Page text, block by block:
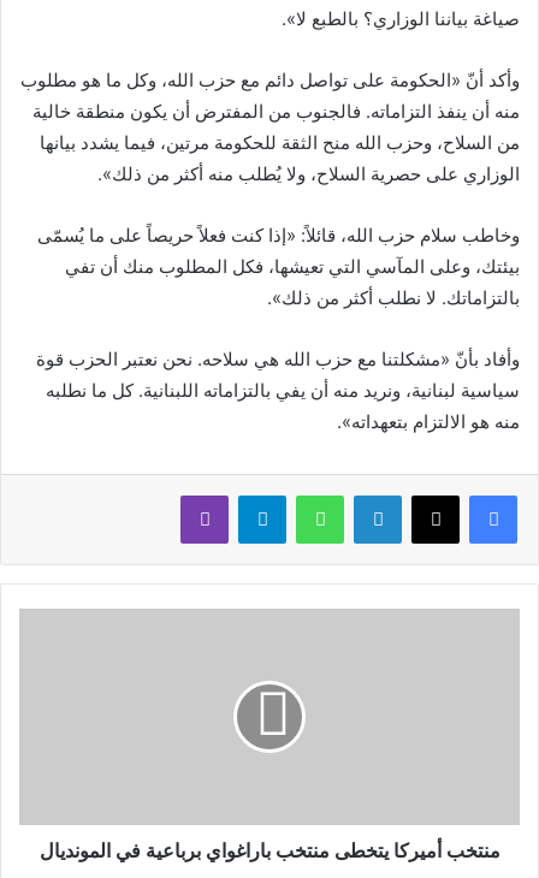
صياغة بياننا الوزاري؟ بالطبع لا».
وأكد أنّ «الحكومة على تواصل دائم مع حزب الله، وكل ما هو مطلوب
منه أن ينفذ التزاماته. فالجنوب من المفترض أن يكون منطقة خالية
من السلاح، وحزب الله منح الثقة للحكومة مرتين، فيما يشدد بيانها
الوزاري على حصرية السلاح، ولا يُطلب منه أكثر من ذلك».
وخاطب سلام حزب الله، قائلاً: «إذا كنت فعلاً حريصاً على ما يُسمّى
بيئتك، وعلى المآسي التي تعيشها، فكل المطلوب منك أن تفي
بالتزاماتك. لا نطلب أكثر من ذلك».
وأفاد بأنّ «مشكلتنا مع حزب الله هي سلاحه. نحن نعتبر الحزب قوة
سياسية لبنانية، ونريد منه أن يفي بالتزاماته اللبنانية. كل ما نطلبه
منه هو الالتزام بتعهداته».
لينكدإن واتساب تيلقرام ڤايبر
منتخب أميركا يتخطى منتخب باراغواي برباعية في المونديال